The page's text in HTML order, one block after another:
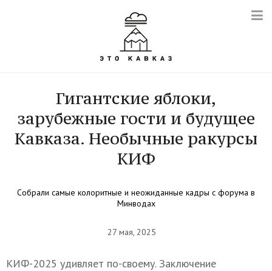
Гигантские яблоки,
зарубежные гости и будущее
Кавказа. Необычные ракурсы
КИФ
Собрали самые колоритные и неожиданные кадры с форума в
Минводах
27 мая, 2025
КИФ-2025 удивляет по-своему. Заключение